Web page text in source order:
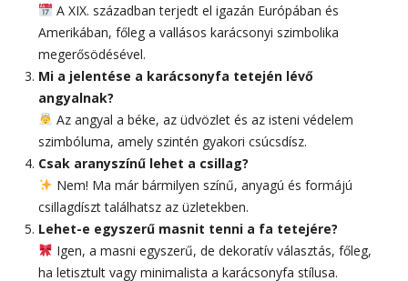
A XIX. században terjedt el igazán Európában és
Amerikában, főleg a vallásos karácsonyi szimbolika
megerősödésével.
Mi a jelentése a karácsonyfa tetején lévő
angyalnak?
Az angyal a béke, az üdvözlet és az isteni védelem
szimbóluma, amely szintén gyakori csúcsdísz.
Csak aranyszínű lehet a csillag?
Nem! Ma már bármilyen színű, anyagú és formájú
csillagdíszt találhatsz az üzletekben.
Lehet-e egyszerű masnit tenni a fa tetejére?
Igen, a masni egyszerű, de dekoratív választás, főleg,
ha letisztult vagy minimalista a karácsonyfa stílusa.